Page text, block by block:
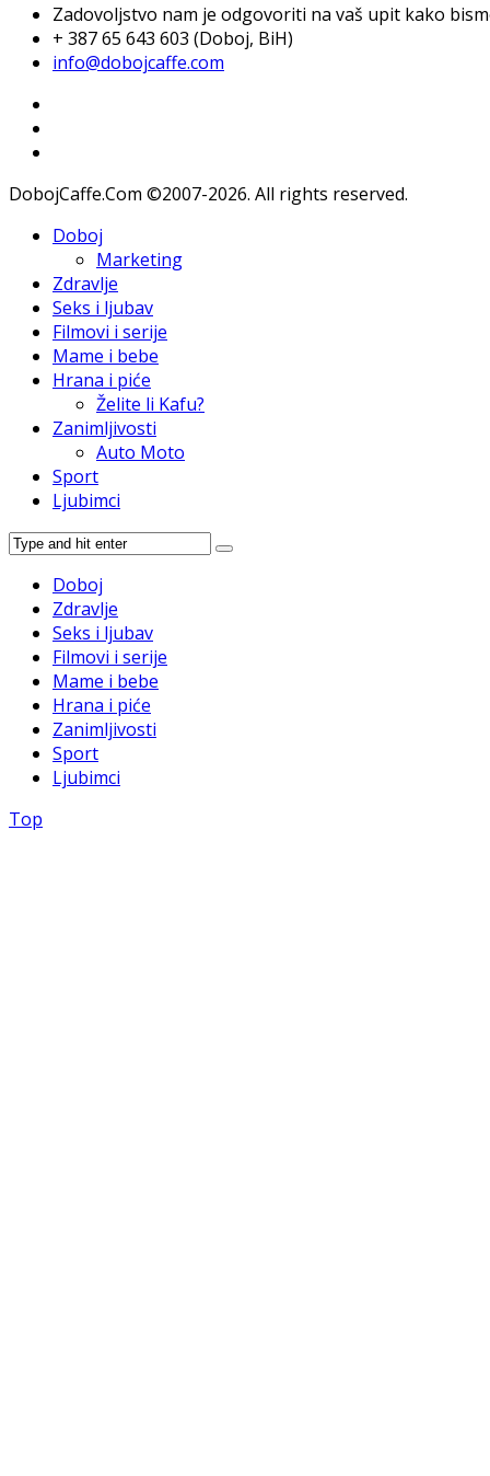
Zadovoljstvo nam je odgovoriti na vaš upit kako
+ 387 65 643 603 (Doboj, BiH)
info@dobojcaffe.com
DobojCaffe.Com ©2007-2026. All rights reserved.
Doboj
Marketing
Zdravlje
Seks i ljubav
Filmovi i serije
Mame i bebe
Hrana i piće
Želite li Kafu?
Zanimljivosti
Auto Moto
Sport
Ljubimci
Doboj
Zdravlje
Seks i ljubav
Filmovi i serije
Mame i bebe
Hrana i piće
Zanimljivosti
Sport
Ljubimci
Top